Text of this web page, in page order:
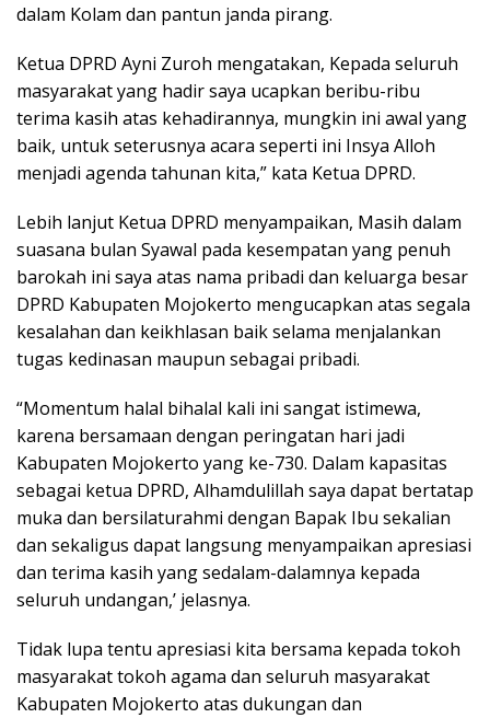
dalam Kolam dan pantun janda pirang.
Ketua DPRD Ayni Zuroh mengatakan, Kepada seluruh
masyarakat yang hadir saya ucapkan beribu-ribu
terima kasih atas kehadirannya, mungkin ini awal yang
baik, untuk seterusnya acara seperti ini Insya Alloh
menjadi agenda tahunan kita,” kata Ketua DPRD.
Lebih lanjut Ketua DPRD menyampaikan, Masih dalam
suasana bulan Syawal pada kesempatan yang penuh
barokah ini saya atas nama pribadi dan keluarga besar
DPRD Kabupaten Mojokerto mengucapkan atas segala
kesalahan dan keikhlasan baik selama menjalankan
tugas kedinasan maupun sebagai pribadi.
“Momentum halal bihalal kali ini sangat istimewa,
karena bersamaan dengan peringatan hari jadi
Kabupaten Mojokerto yang ke-730. Dalam kapasitas
sebagai ketua DPRD, Alhamdulillah saya dapat bertatap
muka dan bersilaturahmi dengan Bapak Ibu sekalian
dan sekaligus dapat langsung menyampaikan apresiasi
dan terima kasih yang sedalam-dalamnya kepada
seluruh undangan,’ jelasnya.
Tidak lupa tentu apresiasi kita bersama kepada tokoh
masyarakat tokoh agama dan seluruh masyarakat
Kabupaten Mojokerto atas dukungan dan